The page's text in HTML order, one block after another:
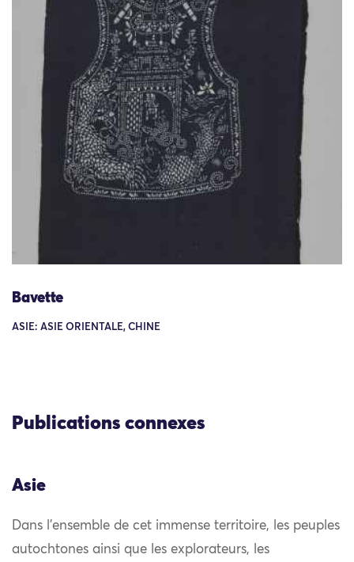
Bavette
ASIE: ASIE ORIENTALE, CHINE
Publications connexes
Asie
Dans l’ensemble de cet immense territoire, les peuples
autochtones ainsi que les explorateurs, les